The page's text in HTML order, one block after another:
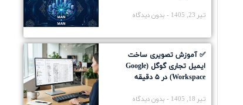
تیر 23, 1405 بدون دیدگاه
✅ آموزش تصویری ساخت
ایمیل تجاری گوگل (Google
Workspace) در ۵ دقیقه
تیر 18, 1405 بدون دیدگاه